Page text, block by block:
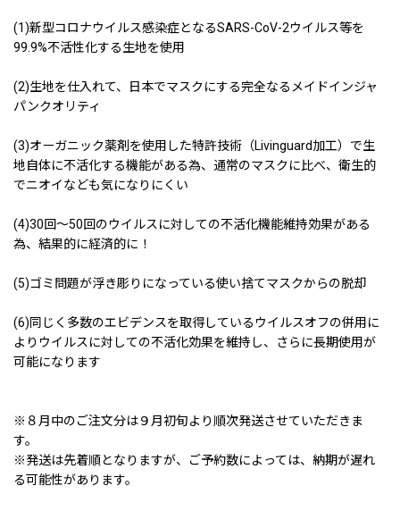
(1)新型コロナウイルス感染症となるSARS-CoV-2ウイルス等を
99.9%不活性化する生地を使用
(2)生地を仕入れて、日本でマスクにする完全なるメイドインジャ
パンクオリティ
(3)オーガニック薬剤を使用した特許技術（Livinguard加工）で生
地自体に不活化する機能がある為、通常のマスクに比べ、衛生的
でニオイなども気になりにくい
(4)30回〜50回のウイルスに対しての不活化機能維持効果がある
為、結果的に経済的に！
(5)ゴミ問題が浮き彫りになっている使い捨てマスクからの脱却
(6)同じく多数のエビデンスを取得しているウイルスオフの併用に
よりウイルスに対しての不活化効果を維持し、さらに長期使用が
可能になります
※８月中のご注文分は９月初旬より順次発送させていただきま
す。
※発送は先着順となりますが、ご予約数によっては、納期が遅れ
る可能性があります。